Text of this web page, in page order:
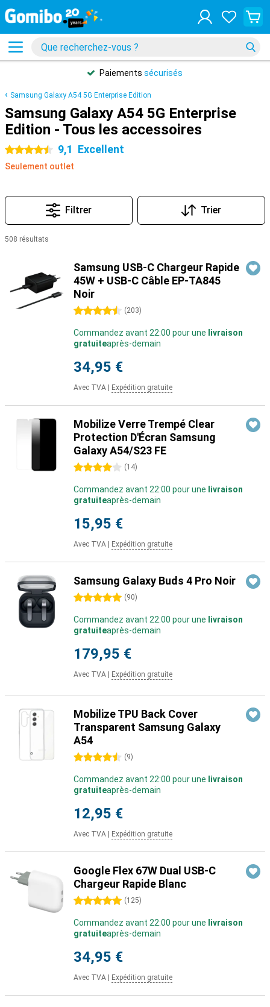
Paiements sécurisés
Samsung Galaxy A54 5G Enterprise Edition
Samsung Galaxy A54 5G Enterprise
Edition - Tous les accessoires
4.5 étoiles 9,1 Excellent
Seulement outlet
Filtrer Trier
508 résultats
Samsung USB-C Chargeur Rapide
45W + USB-C Câble EP-TA845
Noir
4.5 étoiles (203)
Commandez avant 22:00 pour une livraison
gratuiteaprès-demain
34,95 €
Avec TVA Expédition gratuite
Mobilize Verre Trempé Clear
Protection D'Écran Samsung
Galaxy A54/S23 FE
4 étoiles (14)
Commandez avant 22:00 pour une livraison
gratuiteaprès-demain
15,95 €
Avec TVA Expédition gratuite
Samsung Galaxy Buds 4 Pro Noir
5 étoiles (90)
Commandez avant 22:00 pour une livraison
gratuiteaprès-demain
179,95 €
Avec TVA Expédition gratuite
Mobilize TPU Back Cover
Transparent Samsung Galaxy
A54
4.5 étoiles (9)
Commandez avant 22:00 pour une livraison
gratuiteaprès-demain
12,95 €
Avec TVA Expédition gratuite
Google Flex 67W Dual USB-C
Chargeur Rapide Blanc
5 étoiles (125)
Commandez avant 22:00 pour une livraison
gratuiteaprès-demain
34,95 €
Avec TVA Expédition gratuite